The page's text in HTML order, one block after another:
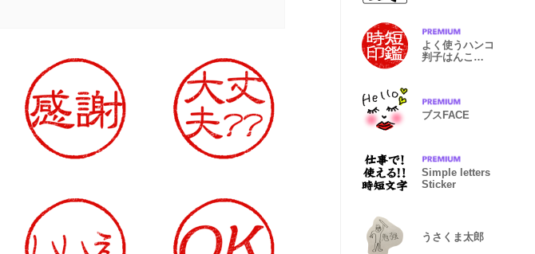
よく使うハンコ
判子はんこ
ブスFACE
Simple letters
Sticker
うさくま太郎